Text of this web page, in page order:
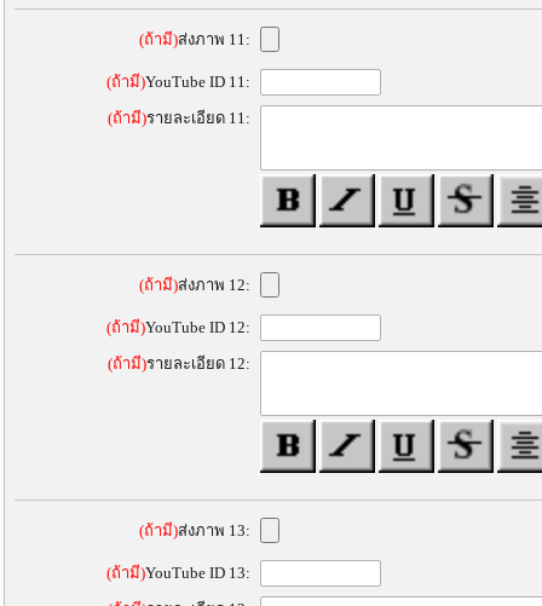
(ถ้ามี)ส่งภาพ 11:
(ถ้ามี)YouTube ID 11:
(ถ้ามี)รายละเอียด 11:
(ถ้ามี)ส่งภาพ 12:
(ถ้ามี)YouTube ID 12:
(ถ้ามี)รายละเอียด 12:
(ถ้ามี)ส่งภาพ 13:
(ถ้ามี)YouTube ID 13: